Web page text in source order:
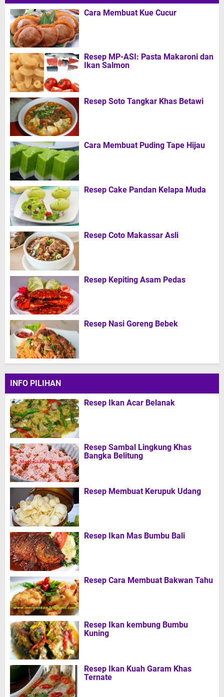
Cara Membuat Kue Cucur
Resep MP-ASI: Pasta Makaroni dan
Ikan Salmon
Resep Soto Tangkar Khas Betawi
Cara Membuat Puding Tape Hijau
Resep Cake Pandan Kelapa Muda
Resep Coto Makassar Asli
Resep Kepiting Asam Pedas
Resep Nasi Goreng Bebek
INFO PILIHAN
Resep Ikan Acar Belanak
Resep Sambal Lingkung Khas
Bangka Belitung
Resep Membuat Kerupuk Udang
Resep Ikan Mas Bumbu Bali
Resep Cara Membuat Bakwan Tahu
Resep Ikan kembung Bumbu
Kuning
Resep Ikan Kuah Garam Khas
Ternate